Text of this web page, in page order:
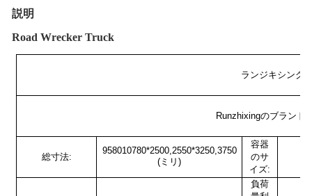
説明
Road Wrecker Truck
ランジキシング
Runzhixingのブランド
総寸法:
958010780*2500,2550*3250,3750
(ミリ)
容器
のサ
イズ:
負荷